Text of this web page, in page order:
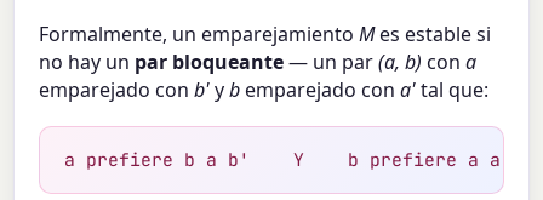
Formalmente, un emparejamientoMes estable si
no hay un par bloqueante— un par(a, b) cona
emparejado conb'ybemparejado cona'tal que:
a prefiere b a b'    Y    b prefiere a a a'